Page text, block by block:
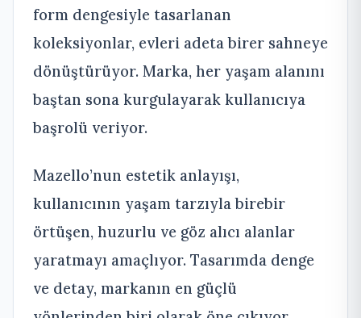
form dengesiyle tasarlanan
koleksiyonlar, evleri adeta birer sahneye
dönüştürüyor. Marka, her yaşam alanını
baştan sona kurgulayarak kullanıcıya
başrolü veriyor.
Mazello’nun estetik anlayışı,
kullanıcının yaşam tarzıyla birebir
örtüşen, huzurlu ve göz alıcı alanlar
yaratmayı amaçlıyor. Tasarımda denge
ve detay, markanın en güçlü